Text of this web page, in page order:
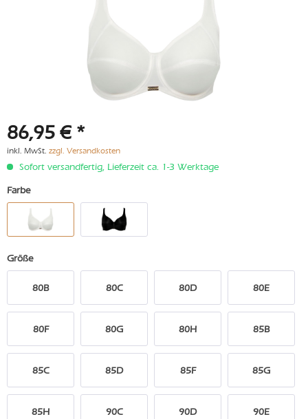
86,95 € *
inkl. MwSt. zzgl. Versandkosten
Sofort versandfertig, Lieferzeit ca. 1-3 Werktage
Farbe
Größe
80B 80C 80D 80E
80F 80G 80H 85B
85C 85D 85F 85G
85H 90C 90D 90E